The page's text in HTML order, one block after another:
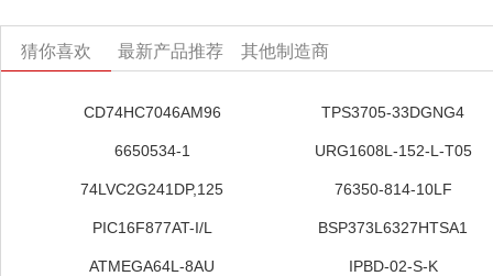
猜你喜欢 最新产品推荐 其他制造商
CD74HC7046AM96 TPS3705-33DGNG4
6650534-1 URG1608L-152-L-T05
74LVC2G241DP,125 76350-814-10LF
PIC16F877AT-I/L BSP373L6327HTSA1
ATMEGA64L-8AU IPBD-02-S-K